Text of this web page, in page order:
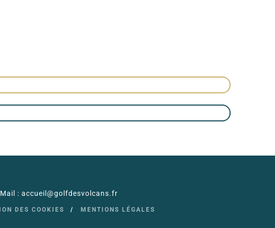
: accueil@golfdesvolcans.fr
DES COOKIES MENTIONS LÉGALES